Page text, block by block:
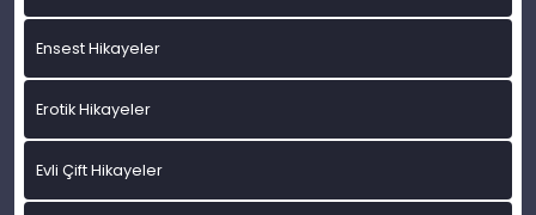
Ensest Hikayeler
Erotik Hikayeler
Evli Çift Hikayeler